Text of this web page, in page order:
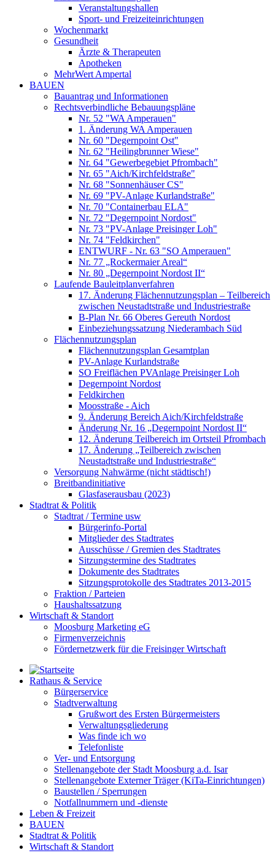
Veranstaltungshallen
Sport- und Freizeiteinrichtungen
Wochenmarkt
Gesundheit
Ärzte & Therapeuten
Apotheken
MehrWert Ampertal
BAUEN
Bauantrag und Informationen
Rechtsverbindliche Bebauungspläne
Nr. 52 "WA Amperauen"
1. Änderung WA Amperauen
Nr. 60 "Degernpoint Ost"
Nr. 62 "Heilingbrunner Wiese"
Nr. 64 "Gewerbegebiet Pfrombach"
Nr. 65 "Aich/Kirchfeldstraße"
Nr. 68 "Sonnenhäuser CS"
Nr. 69 "PV-Anlage Kurlandstraße"
Nr. 70 "Containerbau ELA"
Nr. 72 "Degernpoint Nordost"
Nr. 73 "PV-Anlage Preisinger Loh"
Nr. 74 "Feldkirchen"
ENTWURF - Nr. 63 "SO Amperauen"
Nr. 77 „Rockermaier Areal“
Nr. 80 „Degernpoint Nordost II“
Laufende Bauleitplanverfahren
17. Änderung Flächennutzungsplan – Teilbereich
zwischen Neustadtstraße und Industriestraße
B-Plan Nr. 66 Oberes Gereuth Nordost
Einbeziehungssatzung Niederambach Süd
Flächennutzungsplan
Flächennutzungsplan Gesamtplan
PV-Anlage Kurlandstraße
SO Freiflächen PV­Anlage Preisinger Loh
Degernpoint Nordost
Feldkirchen
Moosstraße - Aich
9. Änderung Bereich Aich/Kirchfeldstraße
Änderung Nr. 16 „Degernpoint Nordost II“
12. Änderung Teilbereich im Ortsteil Pfrombach
17. Änderung „Teilbereich zwischen
Neustadtstraße und Industriestraße“
Versorgung Nahwärme (nicht städtisch!)
Breitbandinitiative
Glasfaserausbau (2023)
Stadtrat & Politik
Stadtrat / Termine usw
Bürgerinfo-Portal
Mitglieder des Stadtrates
Ausschüsse / Gremien des Stadtrates
Sitzungstermine des Stadtrates
Dokumente des Stadtrates
Sitzungsprotokolle des Stadtrates 2013-2015
Fraktion / Parteien
Haushaltssatzung
Wirtschaft & Standort
Moosburg Marketing eG
Firmenverzeichnis
Fördernetzwerk für die Freisinger Wirtschaft
Rathaus & Service
Bürgerservice
Stadtverwaltung
Grußwort des Ersten Bürgermeisters
Verwaltungsgliederung
Was finde ich wo
Telefonliste
Ver- und Entsorgung
Stellenangebote der Stadt Moosburg a.d. Isar
Stellenangebote Externer Träger (KiTa-Einrichtungen)
Baustellen / Sperrungen
Notfallnummern und -dienste
Leben & Freizeit
BAUEN
Stadtrat & Politik
Wirtschaft & Standort